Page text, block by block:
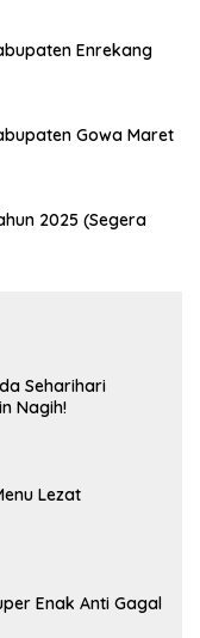
Enrekang
Gowa Maret
2025 (Segera
Seharihari
Nagih!
Lezat
Enak Anti Gagal